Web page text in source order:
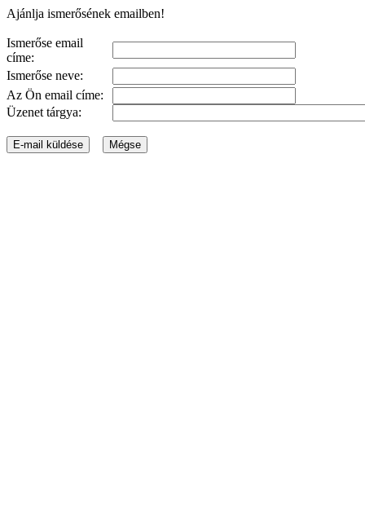
Ajánlja ismerősének emailben!
Ismerőse email
címe:
Ismerőse neve:
Az Ön email címe:
Üzenet tárgya: